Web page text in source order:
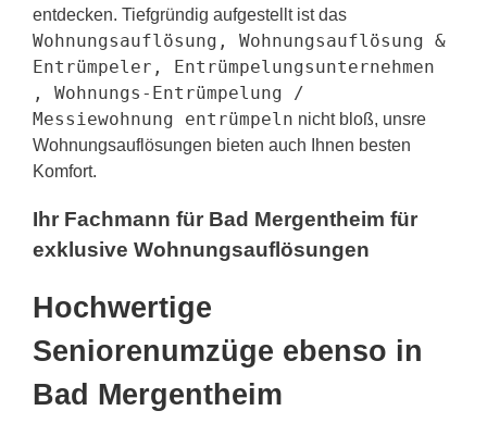
entdecken. Tiefgründig aufgestellt ist das
Wohnungsauflösung, Wohnungsauflösung &
Entrümpeler, Entrümpelungsunternehmen
, Wohnungs-Entrümpelung /
Messiewohnung entrümpeln nicht bloß, unsre
Wohnungsauflösungen bieten auch Ihnen besten
Komfort.
Ihr Fachmann für Bad Mergentheim für
exklusive Wohnungsauflösungen
Hochwertige
Seniorenumzüge ebenso in
Bad Mergentheim